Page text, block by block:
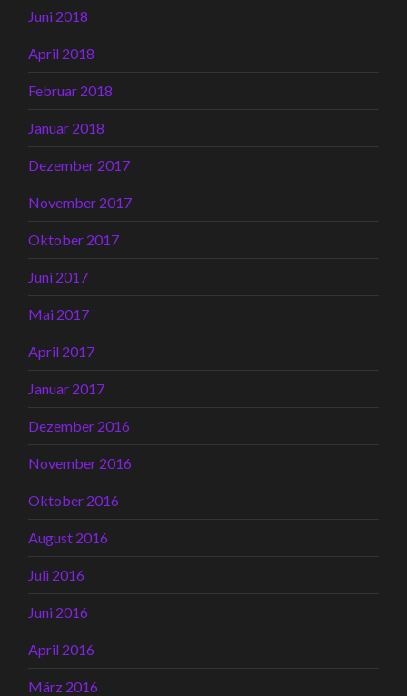
Juni 2018
April 2018
Februar 2018
Januar 2018
Dezember 2017
November 2017
Oktober 2017
Juni 2017
Mai 2017
April 2017
Januar 2017
Dezember 2016
November 2016
Oktober 2016
August 2016
Juli 2016
Juni 2016
April 2016
März 2016